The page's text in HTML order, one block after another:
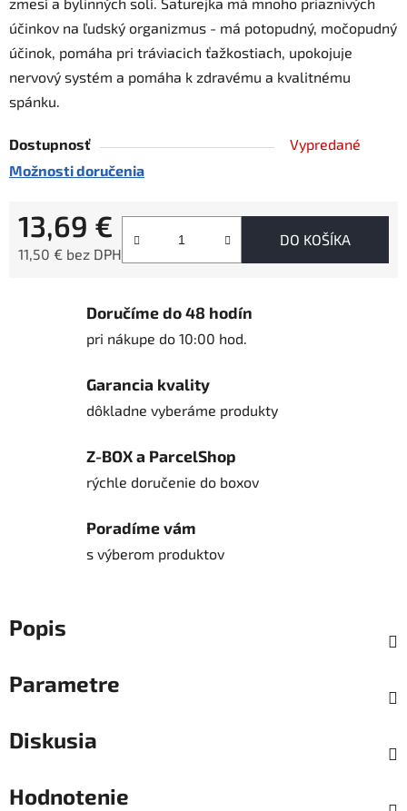
účinkov na ľudský organizmus - má potopudný, močopudný
účinok, pomáha pri tráviacich ťažkostiach, upokojuje
nervový systém a pomáha k zdravému a kvalitnému
spánku.
Dostupnosť
Vypredané
Možnosti doručenia
13,69 €
11,50 € bez DPH
DO KOŠÍKA
Doručíme do 48 hodín
pri nákupe do 10:00 hod.
Garancia kvality
dôkladne vyberáme produkty
Z-BOX a ParcelShop
rýchle doručenie do boxov
Poradíme vám
s výberom produktov
Popis
Parametre
Diskusia
Hodnotenie